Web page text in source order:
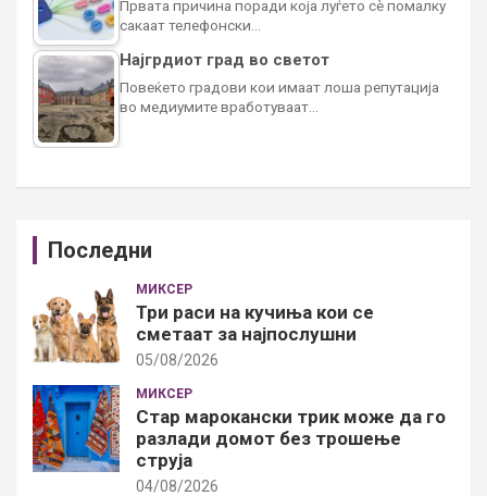
Првата причина поради која луѓето сè помалку
сакаат телефонски…
Најгрдиот град во светот
Повеќето градови кои имаат лоша репутација
во медиумите вработуваат…
Последни
МИКСЕР
Три раси на кучиња кои се
сметаат за најпослушни
05/08/2026
МИКСЕР
Стар марокански трик може да го
разлади домот без трошење
струја
04/08/2026